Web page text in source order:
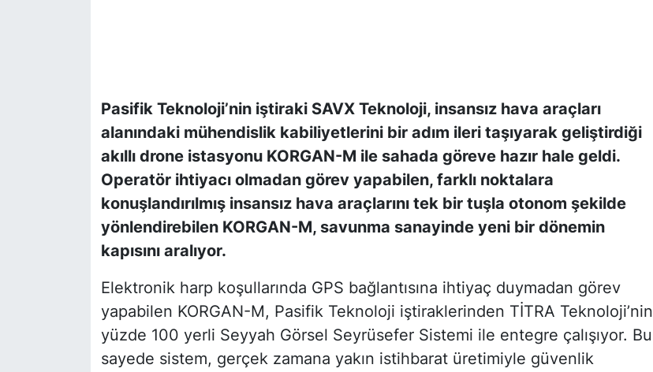
Pasifik Teknoloji’nin iştiraki SAVX Teknoloji, insansız hava araçları
alanındaki mühendislik kabiliyetlerini bir adım ileri taşıyarak geliştirdiği
akıllı drone istasyonu KORGAN-M ile sahada göreve hazır hale geldi.
Operatör ihtiyacı olmadan görev yapabilen, farklı noktalara
konuşlandırılmış insansız hava araçlarını tek bir tuşla otonom şekilde
yönlendirebilen KORGAN-M, savunma sanayinde yeni bir dönemin
kapısını aralıyor.
Elektronik harp koşullarında GPS bağlantısına ihtiyaç duymadan görev
yapabilen KORGAN-M, Pasifik Teknoloji iştiraklerinden TİTRA Teknoloji’nin
yüzde 100 yerli Seyyah Görsel Seyrüsefer Sistemi ile entegre çalışıyor. Bu
sayede sistem, gerçek zamana yakın istihbarat üretimiyle güvenlik